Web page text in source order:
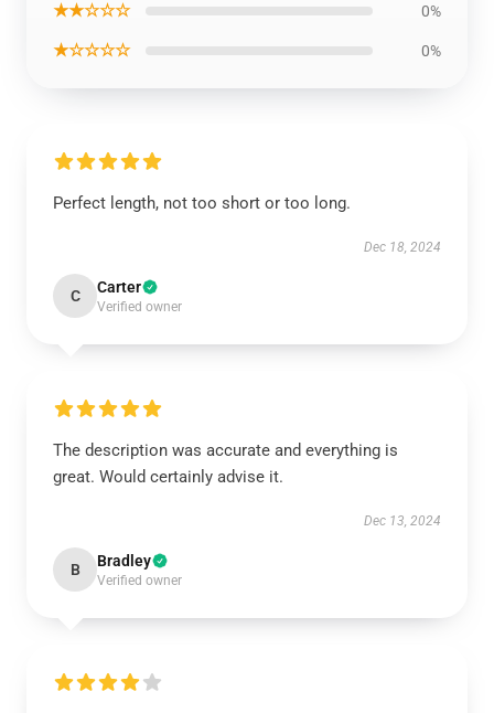
★★☆☆☆ 0%
★☆☆☆☆ 0%
Perfect length, not too short or too long.
Dec 18, 2024
C Carter
Verified owner
The description was accurate and everything is
great. Would certainly advise it.
Dec 13, 2024
B Bradley
Verified owner